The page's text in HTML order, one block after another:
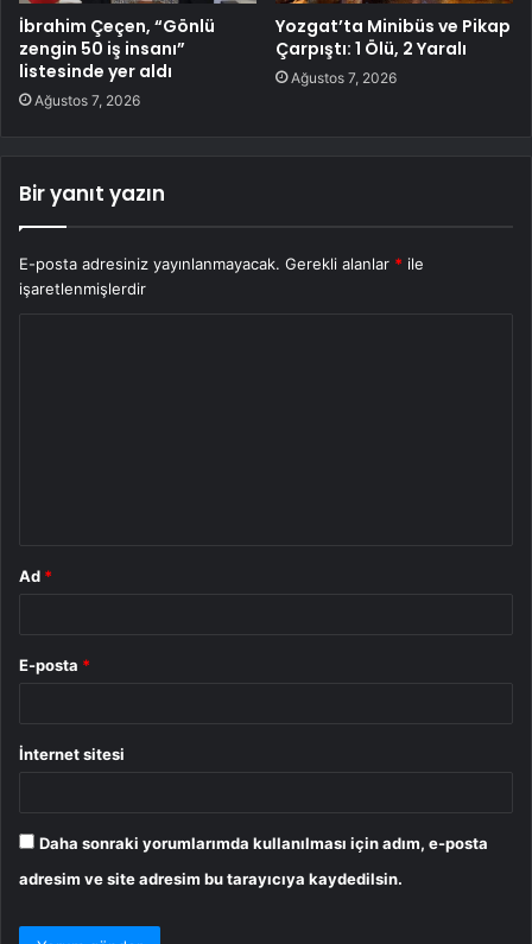
İbrahim Çeçen, “Gönlü
zengin 50 iş insanı”
listesinde yer aldı
Ağustos 7, 2026
Yozgat’ta Minibüs ve Pikap
Çarpıştı: 1 Ölü, 2 Yaralı
Ağustos 7, 2026
Bir yanıt yazın
E-posta adresiniz yayınlanmayacak. Gerekli alanlar * ile
işaretlenmişlerdir
Ad *
E-posta *
İnternet sitesi
Daha sonraki yorumlarımda kullanılması için adım, e-posta
adresim ve site adresim bu tarayıcıya kaydedilsin.